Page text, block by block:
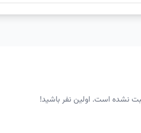
نشده است. اولین نفر باشید!